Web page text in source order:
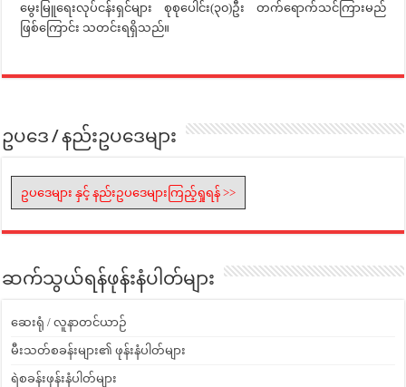
မွေးမြူရေးလုပ်ငန်းရှင်များ စုစုပေါင်း(၃၀)ဦး တက်ရောက်သင်ကြားမည်
ဖြစ်ကြောင်း သတင်းရရှိသည်။
ဥပဒေ / နည်းဥပဒေများ
ဥပဒေများ နှင့် နည်းဥပဒေများကြည့်ရှုရန် >>
ဆက်သွယ်ရန်ဖုန်းနံပါတ်များ
ဆေးရုံ / လူနာတင်ယာဉ်
မီးသတ်စခန်းများ၏ ဖုန်းနံပါတ်များ
ရဲစခန်းဖုန်းနံပါတ်များ